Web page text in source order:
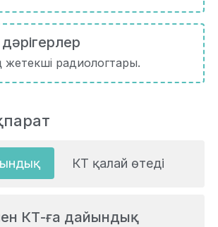
жетекші радиологтары.
КТ қалай өтеді
КТ-ға дайындық